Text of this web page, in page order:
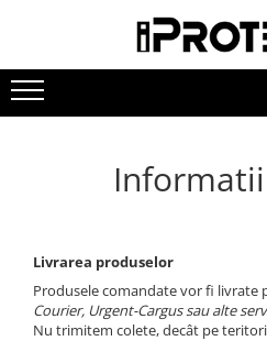
Suplimente
Proteine
Batoane
Creatine
Creşterea testosteronului
Accesorii
Centuri
Protecţia încheieturilor
Alte accesorii
La preț redus
PROMOȚII
Producători
BioTech USA
Galvanize Nutrition
Nutriversum
Power System
Pure Gold
Livrarea produselor
Produsele comandate vor fi livrate
Courier, Urgent-Cargus sau alte
Nu trimitem colete, decât pe